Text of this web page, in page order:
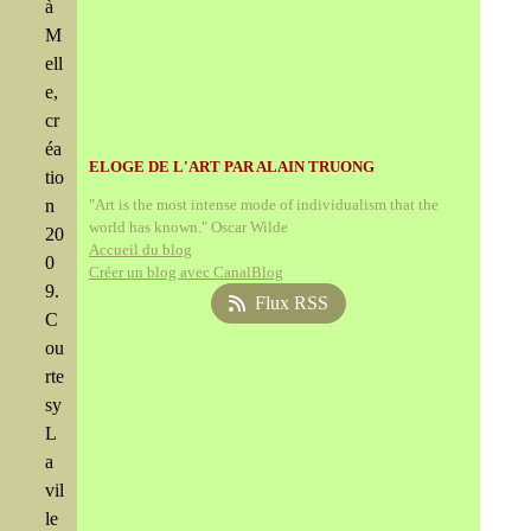
à
M
ell
e,
cr
éa
tio
n
20
0
9.
C
ou
rte
sy
L
a
vil
le
ELOGE DE L'ART PAR ALAIN TRUONG
"Art is the most intense mode of individualism that the
world has known." Oscar Wilde
Accueil du blog
Créer un blog avec CanalBlog
Flux RSS